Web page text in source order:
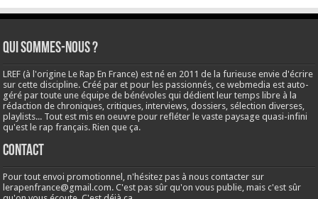
Qui sommes-nous ?
LREF (à l'origine Le Rap En France) est né en 2011 de la furieuse envie d'écrire
sur cette discipline. Créé par et pour les passionnés, ce webmedia est auto-
géré par toute une équipe de bénévoles qui dédient leur temps libre à la
rédaction de chroniques, critiques, interviews, dossiers, sélection diverses,
playlists... Tout est mis en oeuvre pour refléter le vaste paysage quasi-infini
qu'est le rap français. Rien que ça.
Contact
Pour tout envoi promotionnel, n'hésitez pas à nous contacter sur
lerapenfrance@gmail.com. C'est pas sûr qu'on vous publie, mais c'est sûr